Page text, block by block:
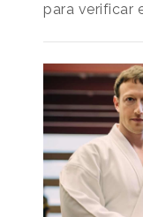
para verificar